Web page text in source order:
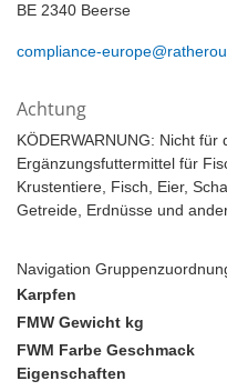
BE 2340 Beerse
compliance-
Achtung
KÖDERWARNUNG: Nicht
Ergänzungsfuttermittel für
Krustentiere, Fisch, Eier,
Getreide, Erdnüsse und
Navigation
Karpfen
FMW Gewicht kg
FWM Farbe Geschmack
Eigenschaften